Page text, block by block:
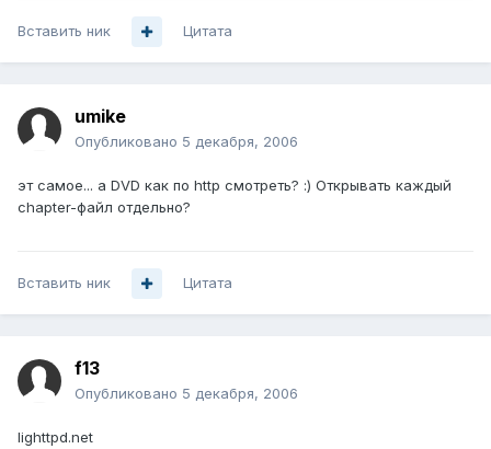
Вставить ник Цитата
umike
Опубликовано 5 декабря, 2006
эт самое... а DVD как по http смотреть? :) Открывать каждый
chapter-файл отдельно?
Вставить ник Цитата
f13
Опубликовано 5 декабря, 2006
lighttpd.net